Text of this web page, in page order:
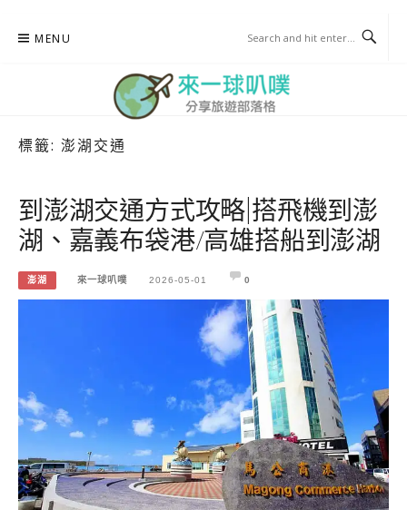
MENU
標籤: 澎湖交通
到澎湖交通方式攻略|搭飛機到澎
湖、嘉義布袋港/高雄搭船到澎湖
澎湖 來一球叭噗 2026-05-01 0